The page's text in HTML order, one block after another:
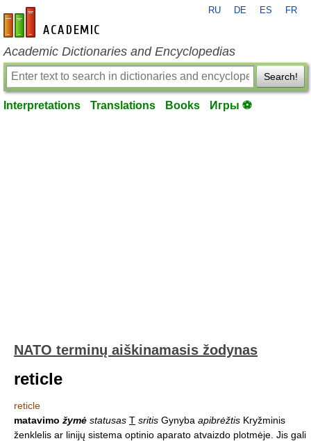
en-academic.com
RU DE ES FR
Academic Dictionaries and Encyclopedias
Search!
Interpretations Translations Books Игры ⚽
NATO terminų aiškinamasis žodynas
reticle
reticle
matavimo žymė statusas T sritis Gynyba apibrėžtis Kryžminis
ženklelis ar linijų sistema optinio aparato atvaizdo plotmėje. Jis gali